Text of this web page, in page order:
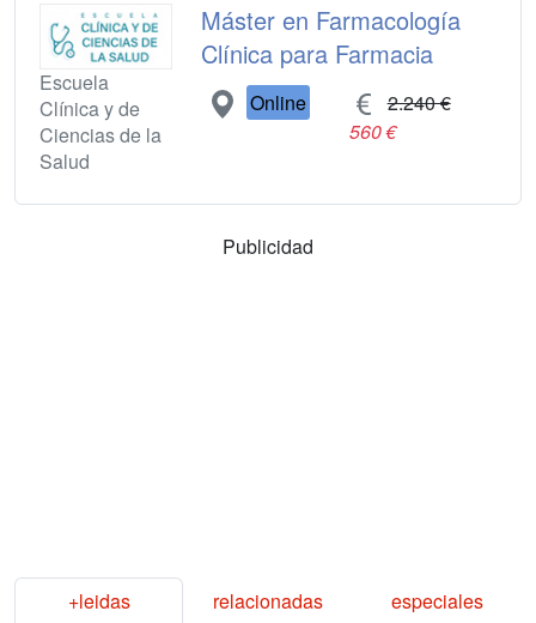
Escuela
Clínica y de
Ciencias de la
Salud
Máster en Farmacología
Clínica para Farmacia
Online
2.240 €
560 €
Publicidad
+leidas relacionadas
especiales